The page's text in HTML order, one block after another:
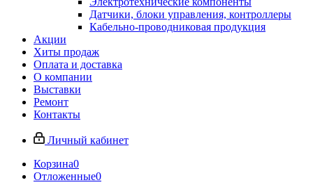
Датчики, блоки управления, контроллеры
Кабельно-проводниковая продукция
Акции
Хиты продаж
Оплата и доставка
О компании
Выставки
Ремонт
Контакты
Личный кабинет
Корзина0
Отложенные0